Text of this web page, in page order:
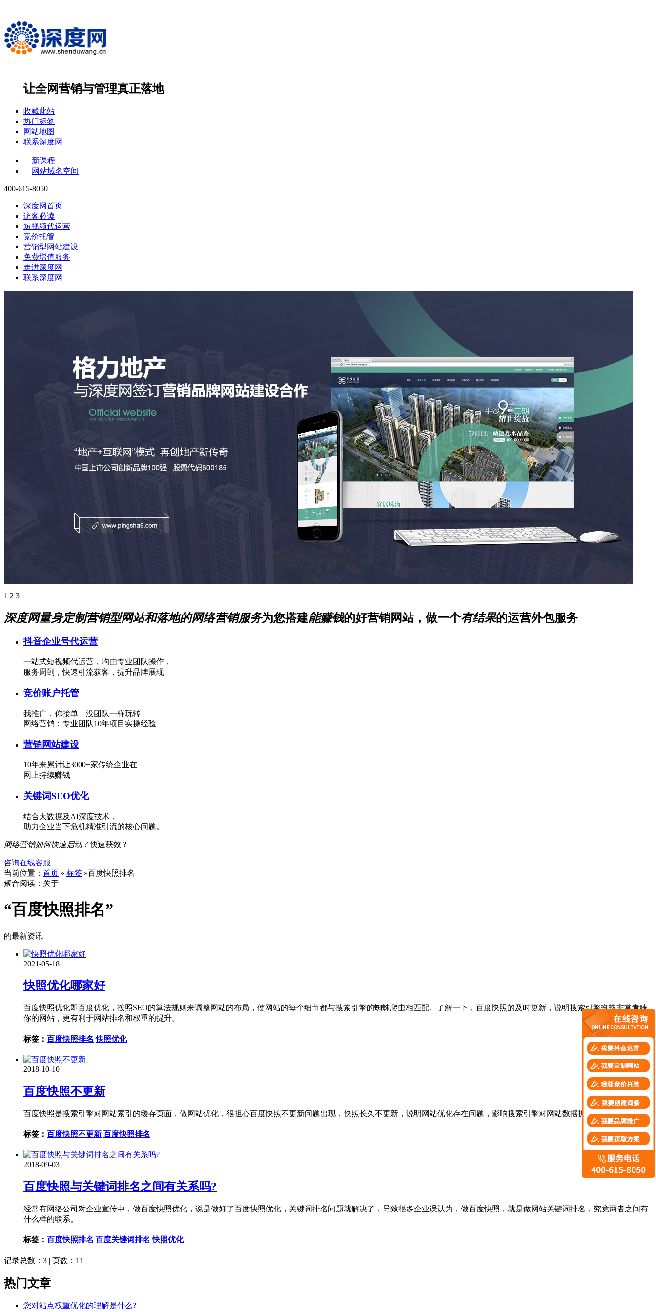
让全网营销与管理真正落地
收藏此站
热门标签
网站地图
联系深度网
新课程
网站域名空间
400-615-8050
深度网首页
访客必读
短视频代运营
竞价托管
营销型网站建设
免费增值服务
走进深度网
联系深度网
1 2 3
深度网量身定制营销型网站和落地的网络营销服务为您搭建能赚钱的好营销网站，做一个有结果的运营外包服务
抖音企业号代运营
一站式短视频代运营，均由专业团队操作，
服务周到，快速引流获客，提升品牌展现
竞价账户托管
我推广，你接单，没团队一样玩转
网络营销：专业团队10年项目实操经验
营销网站建设
10年来累计让3000+家传统企业在
网上持续赚钱
关键词SEO优化
结合大数据及AI深度技术，
助力企业当下危机精准引流的核心问题。
网络营销如何快速启动 ?快速获效 ?
咨询在线客服
当前位置： 首页 » 标签 »百度快照排名
聚合阅读：关于
“百度快照排名”
的最新资讯
2021-05-18
快照优化哪家好
百度快照优化即百度优化，按照SEO的算法规则来调整网站的布局，使网站的每个细节都与搜索引擎的蜘蛛爬虫相匹配。了解一下，百度快照的及时更新，说明搜索引擎蜘蛛非常青睐
你的网站，更有利于网站排名和权重的提升。
标签： 百度快照排名 快照优化
2018-10-10
百度快照不更新
百度快照是搜索引擎对网站索引的缓存页面，做网站优化，很担心百度快照不更新问题出现，快照长久不更新，说明网站优化存在问题，影响搜索引擎对网站数据抓取。
标签： 百度快照不更新 百度快照排名
2018-09-03
百度快照与关键词排名之间有关系吗?
经常有网络公司对企业宣传中，做百度快照优化，说是做好了百度快照优化，关键词排名问题就解决了，导致很多企业误认为，做百度快照，就是做网站关键词排名，究竟两者之间有
什么样的联系。
标签： 百度快照排名 百度关键词排名 快照优化
记录总数：3 | 页数：1 1
热门文章
您对站点权重优化的理解是什么?